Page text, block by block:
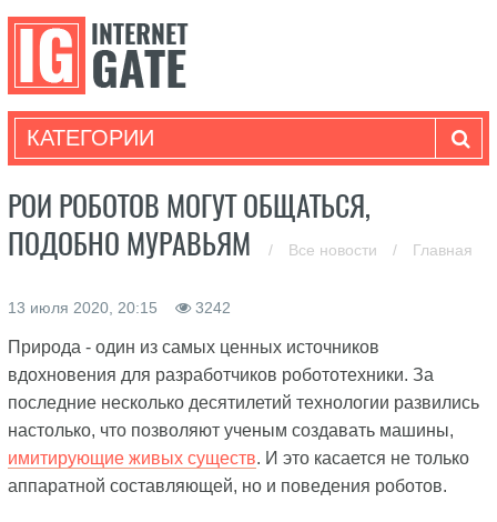
КАТЕГОРИИ
РОИ РОБОТОВ МОГУТ ОБЩАТЬСЯ,
ПОДОБНО МУРАВЬЯМ
/ Все новости / Главная
13 июля 2020, 20:15 3242
Природа - один из самых ценных источников
вдохновения для разработчиков робототехники. За
последние несколько десятилетий технологии развились
настолько, что позволяют ученым создавать машины,
имитирующие живых существ. И это касается не только
аппаратной составляющей, но и поведения роботов.